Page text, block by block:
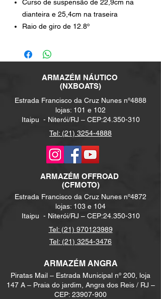
Curso de suspensão de 22,9cm na
dianteira e 25,4cm na traseira
Raio de giro de 12.8º
ARMAZÉM NÁUTICO
(NXBOATS)
Estrada Francisco da Cruz Nunes nº4888
lojas: 101 e 102
Itaipu - Niterói/RJ – CEP:24.350-310
Tel: (21) 3254-4888
ARMAZÉM OFFROAD
(CFMOTO)
Estrada Francisco da Cruz Nunes nº4872
lojas: 103 e 104
Itaipu - Niterói/RJ – CEP:24.350-310
Tel: (21) 970123989
Tel: (21) 3254-3476
ARMAZÉM ANGRA
Piratas Mail – Estrada Municipal nº 200, loja
147 A – Praia do jardim, Angra dos Reis / RJ –
CEP: 23907-900